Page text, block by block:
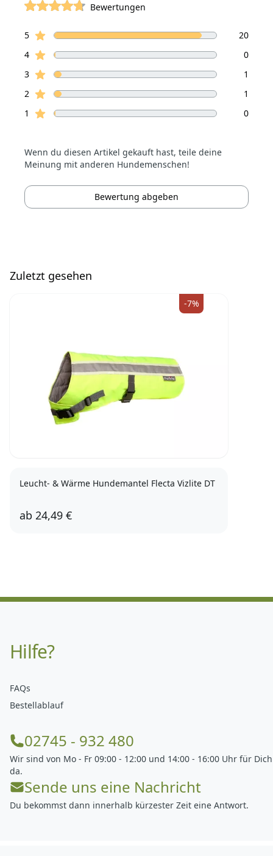
Bewertungen
Bewertungen
5Sterne Bewertungen
20
4Sterne Bewertungen
0
3Sterne Bewertungen
1
2 Sterne Bewertungen
1
1
Sterne Bewertungen 0
Wenn du diesen Artikel gekauft hast, teile deine
Meinung mit anderen Hundemenschen!
Bewertung abgeben
Zuletzt gesehen
-7%
Leucht- & Wärme Hundemantel Flecta Vizlite DT
ab 24,49 €
Hilfe?
FAQs
Bestellablauf
02745 - 932 480
Wir sind von Mo - Fr 09:00 - 12:00 und 14:00 - 16:00 Uhr für Dich
da.
Sende uns eine Nachricht
Du bekommst dann innerhalb kürzester Zeit eine Antwort.